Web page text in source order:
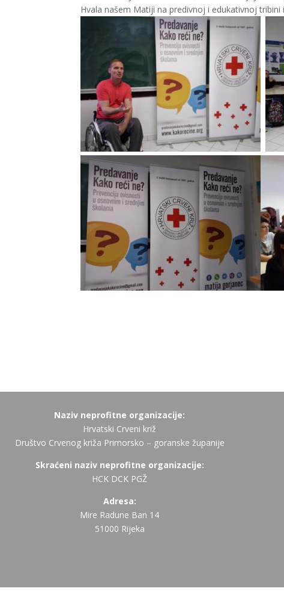
Hvala našem Matiji na predivnoj i edukativnoj
Naziv neprofitne organizacije:
Hrvatski Crveni križ
Društvo Crvenog križa Primorsko – goranske županije
Skraćeni naziv neprofitne organizacije:
HCK DCK PGŽ
Adresa:
Mire Radune Ban 14
51000 Rijeka